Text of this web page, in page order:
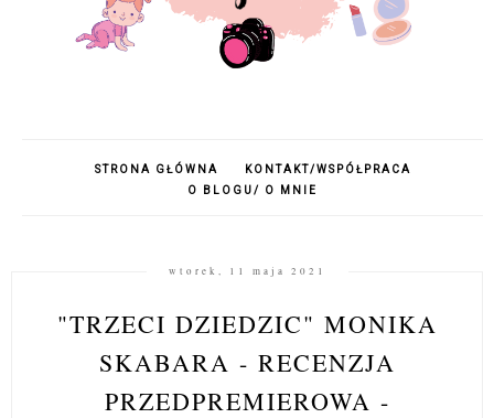
STRONA GŁÓWNA
KONTAKT/WSPÓŁPRACA
O BLOGU/ O MNIE
wtorek, 11 maja 2021
"TRZECI DZIEDZIC" MONIKA
SKABARA - RECENZJA
PRZEDPREMIEROWA -